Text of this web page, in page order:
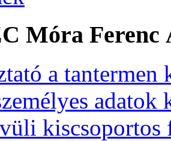
Móra Ferenc
a
adatok
kiscsoportos